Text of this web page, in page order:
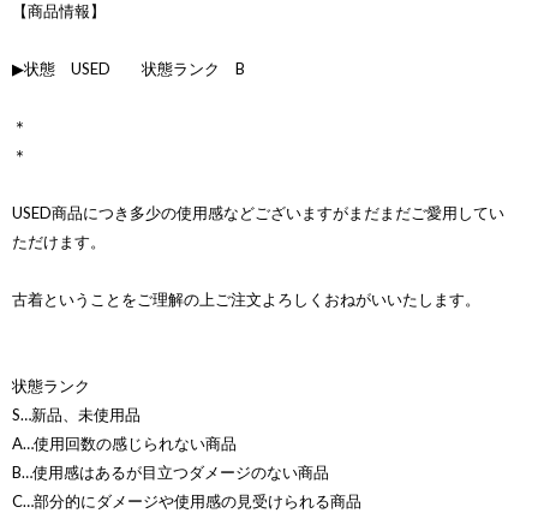
【商品情報】
▶状態 USED 状態ランク B
＊
＊
USED商品につき多少の使用感などございますがまだまだご愛用してい
ただけます。
古着ということをご理解の上ご注文よろしくおねがいいたします。
状態ランク
S…新品、未使用品
A…使用回数の感じられない商品
B…使用感はあるが目立つダメージのない商品
C…部分的にダメージや使用感の見受けられる商品